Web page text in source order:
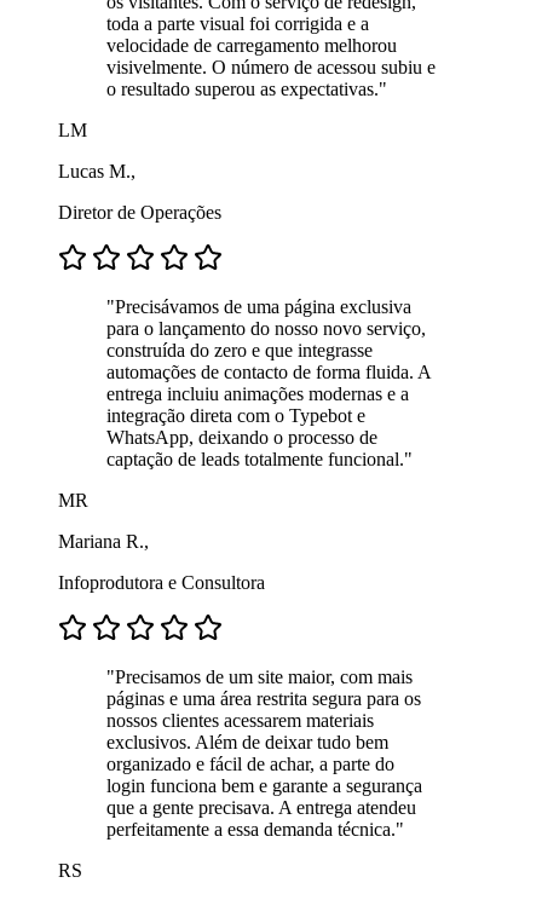
toda a parte visual foi corrigida e a
velocidade de carregamento melhorou
visivelmente. O número de acessou subiu e
o resultado superou as expectativas."
LM
Lucas M.,
Diretor de Operações
"Precisávamos de uma página exclusiva
para o lançamento do nosso novo serviço,
construída do zero e que integrasse
automações de contacto de forma fluida. A
entrega incluiu animações modernas e a
integração direta com o Typebot e
WhatsApp, deixando o processo de
captação de leads totalmente funcional."
MR
Mariana R.,
Infoprodutora e Consultora
"Precisamos de um site maior, com mais
páginas e uma área restrita segura para os
nossos clientes acessarem materiais
exclusivos. Além de deixar tudo bem
organizado e fácil de achar, a parte do
login funciona bem e garante a segurança
que a gente precisava. A entrega atendeu
perfeitamente a essa demanda técnica."
RS